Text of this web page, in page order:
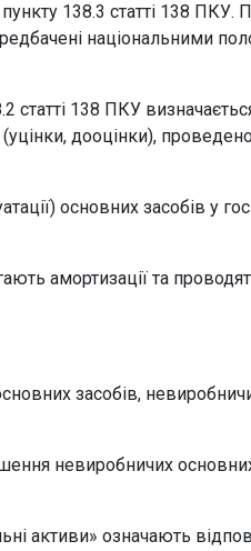
138.3 статті 138 ПКУ.
національними
138 ПКУ
дооцінки),
основних засобів у
амортизації та
засобів,
невиробничих
активи» означають